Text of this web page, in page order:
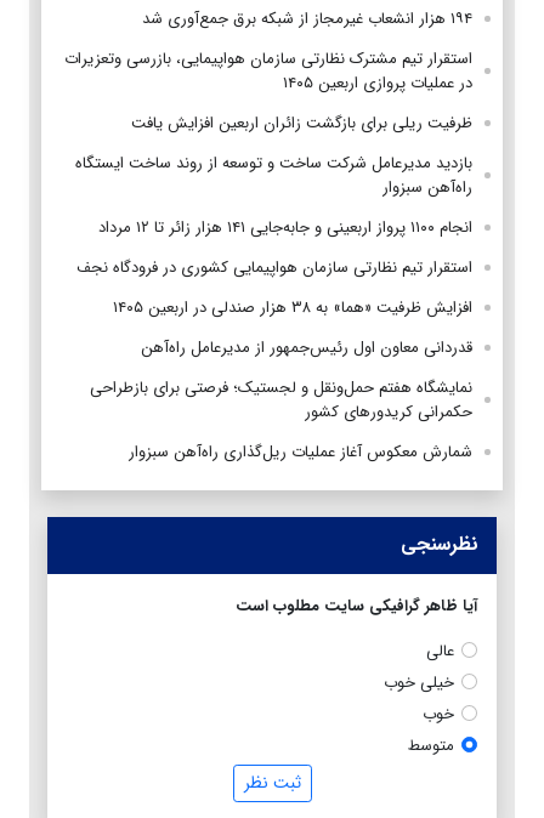
۱۹۴ هزار انشعاب غیرمجاز از شبکه برق جمع‌آوری شد
استقرار تیم مشترک نظارتی سازمان هواپیمایی، بازرسی وتعزیرات
در عملیات پروازی اربعین ۱۴۰۵
ظرفیت ریلی برای بازگشت زائران اربعین افزایش یافت
بازدید مدیرعامل شرکت ساخت و توسعه از روند ساخت ایستگاه
راه‌آهن سبزوار
انجام ۱۱۰۰ پرواز اربعینی و جابه‌جایی ۱۴۱ هزار زائر تا ۱۲ مرداد
استقرار تیم‌ نظارتی سازمان هواپیمایی کشوری در فرودگاه نجف
افزایش ظرفیت «هما» به ۳۸ هزار صندلی در اربعین ۱۴۰۵
قدردانی معاون اول رئیس‌جمهور از مدیرعامل راه‌آهن
نمایشگاه هفتم حمل‌ونقل و لجستیک؛ فرصتی برای بازطراحی
حکمرانی کریدورهای کشور
شمارش معکوس آغاز عملیات ریل‌گذاری راه‌آهن سبزوار
نظرسنجی
آیا ظاهر گرافیکی سایت مطلوب است
عالی
خیلی خوب
خوب
متوسط
ثبت نظر